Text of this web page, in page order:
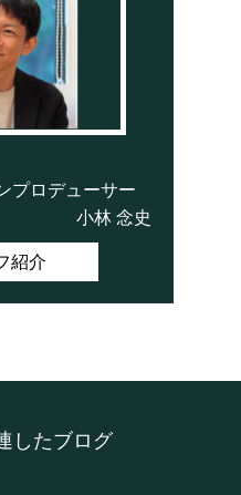
プロデューサー
小林 念史
紹介
したブログ